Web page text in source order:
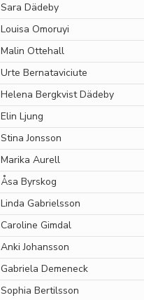
Sara Dädeby
Louisa Omoruyi
Malin Ottehall
Urte Bernataviciute
Helena Bergkvist Dädeby
Elin Ljung
Stina Jonsson
Marika Aurell
Åsa Byrskog
Linda Gabrielsson
Caroline Gimdal
Anki Johansson
Gabriela Demeneck
Sophia Bertilsson